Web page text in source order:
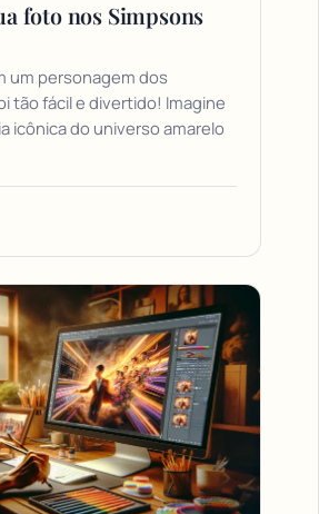
foto nos Simpsons
um personagem dos
tão fácil e divertido! Imagine
icônica do universo amarelo